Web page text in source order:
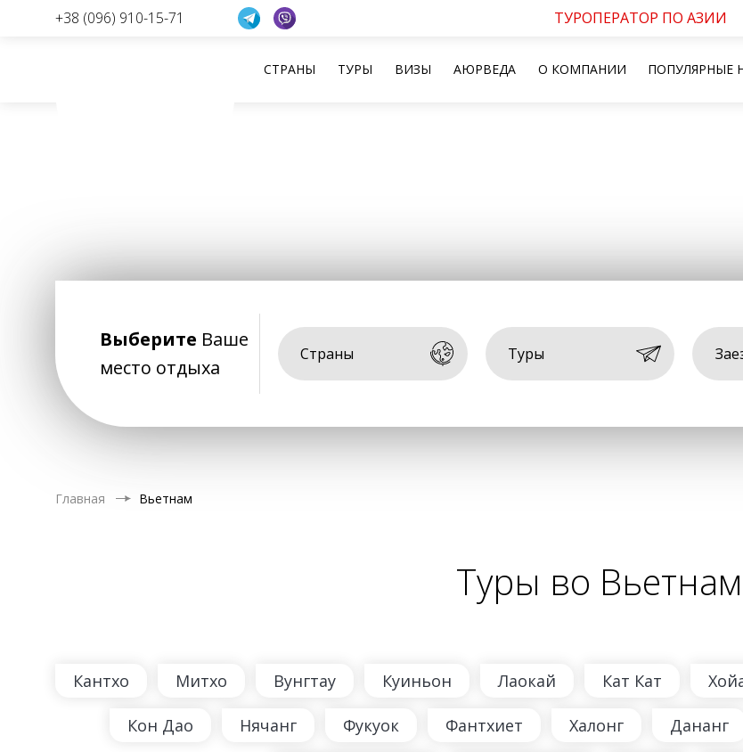
+38 (096) 910-15-71 ТУРОПЕРАТОР ПО АЗИИ
СТРАНЫ ТУРЫ ВИЗЫ АЮРВЕДА О КОМПАНИИ ПОПУЛЯРНЫЕ
Выберите Ваше
место отдыха
Страны Туры
Главная Вьетнам
Туры во Вьетнам
Кантхо Митхо Вунгтау Куиньон Лаокай Кат Кат
Кон Дао Нячанг Фукуок Фантхиет Халонг Дананг